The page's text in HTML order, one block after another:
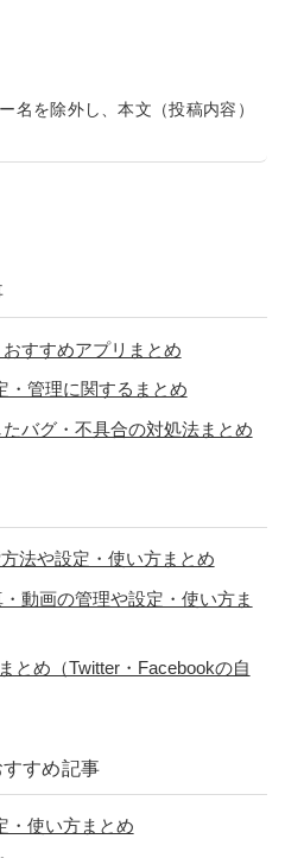
名を除外し、本文（投稿内容）
おすすめアプリまとめ
・管理に関するまとめ
バグ・不具合の対処法まとめ
法や設定・使い方まとめ
動画の管理や設定・使い方ま
とめ（Twitter・Facebookの自
すめ記事
・使い方まとめ